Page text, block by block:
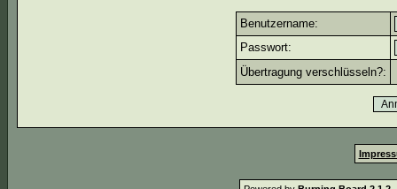
Benutzername:
Passwort:
Übertragung verschlüsseln?: